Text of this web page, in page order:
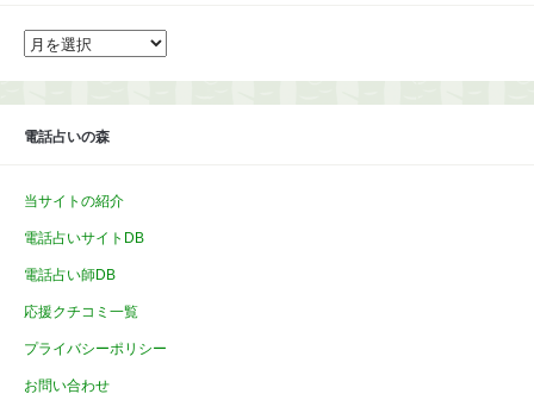
ア
ー
イ
電話占いの森
当サイトの紹介
電話占いサイトDB
電話占い師DB
応援クチコミ一覧
プライバシーポリシー
お問い合わせ